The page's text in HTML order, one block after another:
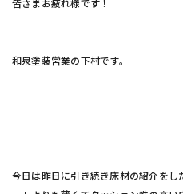
皆さまお疲れ様です！
和泉塗装営業の下村です。
今日は昨日に引き続き床材の紹介を